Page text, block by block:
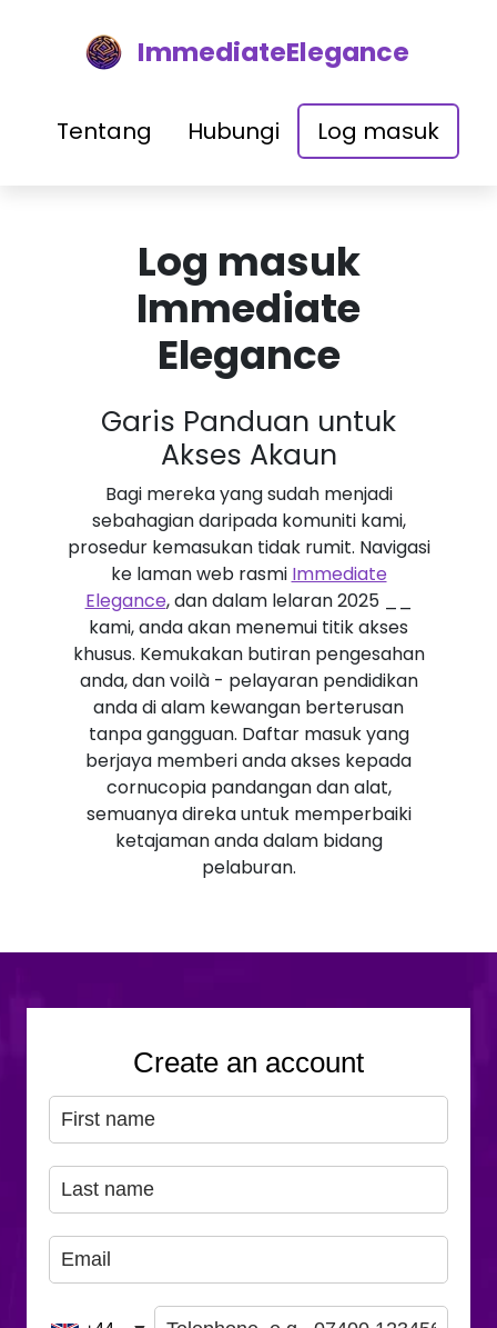
ImmediateElegance
Tentang Hubungi Log masuk
Log masuk
Immediate
Elegance
Garis Panduan untuk
Akses Akaun
Bagi mereka yang sudah menjadi
sebahagian daripada komuniti kami,
prosedur kemasukan tidak rumit. Navigasi
ke laman web rasmi Immediate
Elegance, dan dalam lelaran 2025 __
kami, anda akan menemui titik akses
khusus. Kemukakan butiran pengesahan
anda, dan voilà - pelayaran pendidikan
anda di alam kewangan berterusan
tanpa gangguan. Daftar masuk yang
berjaya memberi anda akses kepada
cornucopia pandangan dan alat,
semuanya direka untuk memperbaiki
ketajaman anda dalam bidang
pelaburan.